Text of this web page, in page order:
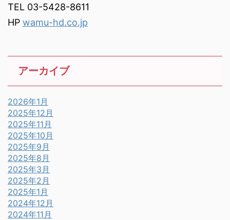
TEL 03-5428-8611
HP wamu-hd.co.jp
アーカイブ
2026年1月
2025年12月
2025年11月
2025年10月
2025年9月
2025年8月
2025年3月
2025年2月
2025年1月
2024年12月
2024年11月